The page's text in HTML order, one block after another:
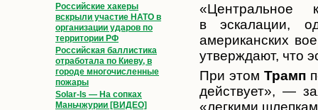
Российские хакеры
вскрыли участие НАТО в
организации ударов по
территории РФ
Российская баллистика
отработала по Киеву, в
городе многочисленные
пожары
Solar-Is — На сопках
Маньчжурии [ВИДЕО]
в эскалации,
американских
утверждают, что
При этомТрамп
действует», —
«легкими